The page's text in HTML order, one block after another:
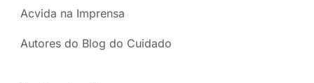
Acvida na Imprensa
Autores do Blog do Cuidado